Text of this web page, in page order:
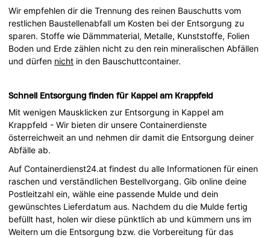
Wir empfehlen dir die Trennung des reinen Bauschutts vom
restlichen Baustellenabfall um Kosten bei der Entsorgung zu
sparen. Stoffe wie Dämmmaterial, Metalle, Kunststoffe, Folien
Boden und Erde zählen nicht zu den rein mineralischen Abfällen
und dürfen nicht in den Bauschuttcontainer.
Schnell Entsorgung finden für Kappel am Krappfeld
Mit wenigen Mausklicken zur Entsorgung in Kappel am
Krappfeld - Wir bieten dir unsere Containerdienste
österreichweit an und nehmen dir damit die Entsorgung deiner
Abfälle ab.
Auf Containerdienst24.at findest du alle Informationen für einen
raschen und verständlichen Bestellvorgang. Gib online deine
Postleitzahl ein, wähle eine passende Mulde und dein
gewünschtes Lieferdatum aus. Nachdem du die Mulde fertig
befüllt hast, holen wir diese pünktlich ab und kümmern uns im
Weitern um die Entsorgung bzw. die Vorbereitung für das